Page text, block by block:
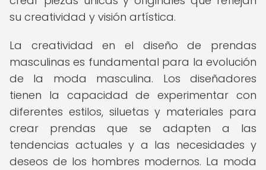
su creatividad y visión artística.
La creatividad en el diseño de prendas
masculinas es fundamental para la evolución
de la moda masculina. Los diseñadores
tienen la capacidad de experimentar con
diferentes estilos, siluetas y materiales para
crear prendas que se adapten a las
tendencias actuales y a las necesidades y
deseos de los hombres modernos. La moda